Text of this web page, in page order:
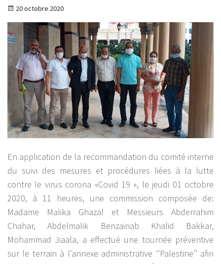
20 octobre 2020
En application de la recommandation du comité interne
du suivi des mesures et procédures liées à la lutte
contre le virus corona «Covid 19 », le jeudi 01 octobre
2020, à 11 heures, une commission composée de:
Madame Malika Ghazal et Messieurs Abderrahim
Chahar, Abdelmalik Benzainab Khalid Bakkar,
Mohammad Jiaala, a effectué une tournée préventive
sur le terrain à l’annexe administrative ‘’Palestine’’ afin